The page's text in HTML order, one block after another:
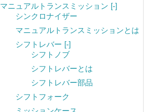
マニュアルトランスミッション [-]
シンクロナイザー
マニュアルトランスミッションとは
シフトレバー [-]
シフトノブ
シフトレバーとは
シフトレバー部品
シフトフォーク